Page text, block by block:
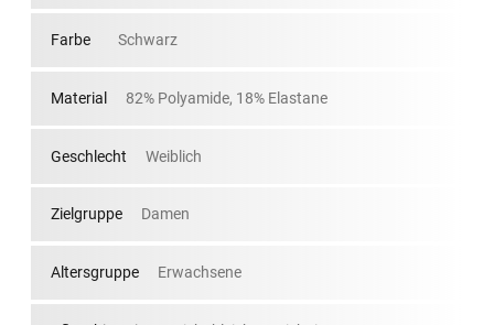
Farbe Schwarz
Material 82% Polyamide, 18% Elastane
Geschlecht Weiblich
Zielgruppe Damen
Altersgruppe Erwachsene